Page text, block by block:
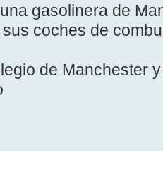
gasolinera de
coches de
de Manchester